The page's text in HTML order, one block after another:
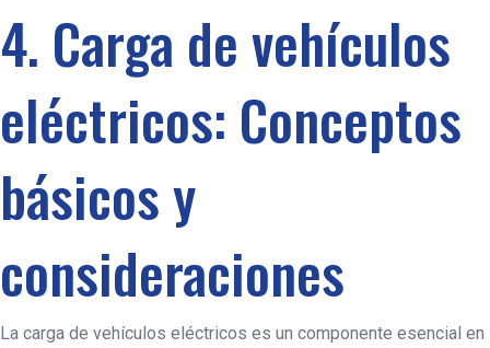
4. Carga de vehículos
eléctricos: Conceptos
básicos y
consideraciones
La carga de vehículos eléctricos es un componente esencial en
Te Llamamos